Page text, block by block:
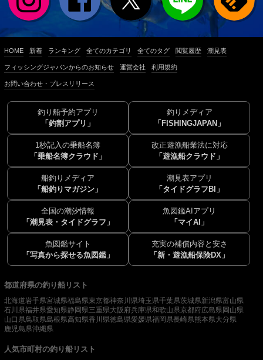
HOME 新着 ランキング 全てのカテゴリ 全てのタグ 閲覧履歴 潮見表
フィッシングジャパンからのお知らせ 運営会社 利用規約
お問い合わせ・プレスリリース
釣り船予約アプリ
「釣割アプリ」
釣りメディア
「FISHINGJAPAN」
1秒記入の乗船名簿
「乗船名簿クラウド」
改正遊漁船業法に対応
「遊漁船クラウド」
船釣りメディア
「船釣りマガジン」
潮見表アプリ
「タイドグラフBI」
全国の潮汐情報
「潮見表・タイドグラフ」
魚図鑑AIアプリ
「マイAI」
魚図鑑サイト
「写真から探せる魚図鑑」
充実の補償内容と安さ
「新・遊漁船保険DX」
都道府県の釣り船リスト
北海道岩手県宮城県福島県東京都神奈川県埼玉県千葉県茨城県新潟県富山県
石川県福井県愛知県静岡県三重県大阪府兵庫県和歌山県京都府広島県岡山県
山口県鳥取県島根県高知県香川県徳島県愛媛県福岡県長崎県熊本県大分県
鹿児島県沖縄県
人気市町村の釣り船リスト